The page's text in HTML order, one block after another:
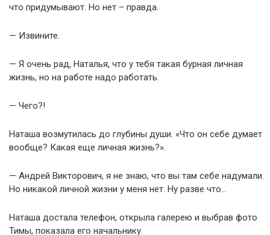
что придумывают. Но нет – правда.
— Извините.
— Я очень рад, Наталья, что у тебя такая бурная личная
жизнь, но на работе надо работать.
— Чего?!
Наташа возмутилась до глубины души. «Что он себе думает
вообще? Какая еще личная жизнь?».
— Андрей Викторович, я не знаю, что вы там себе надумали.
Но никакой личной жизни у меня нет. Ну разве что…
Наташа достала телефон, открыла галерею и выбрав фото
Тимы, показала его начальнику.